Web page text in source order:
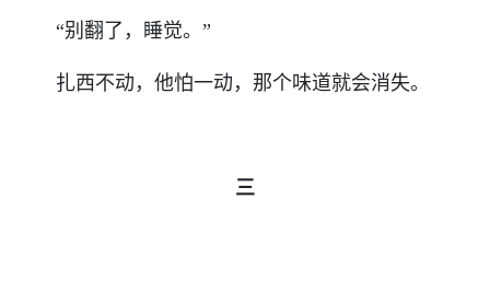
“别翻了，睡觉。”
扎西不动，他怕一动，那个味道就会消失。
三